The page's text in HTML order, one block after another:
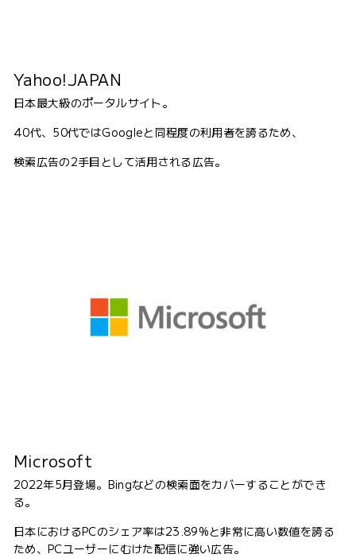
Yahoo!JAPAN
日本最大級のポータルサイト。
40代、50代ではGoogleと同程度の利用者を誇るため、
検索広告の2手目として活用される広告。
Microsoft
2022年5月登場。Bingなどの検索面をカバーすることができ
る。
日本におけるPCのシェア率は23.89%と非常に高い数値を誇る
ため、PCユーザーにむけた配信に強い広告。